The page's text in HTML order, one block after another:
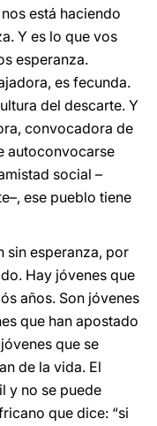
está haciendo
Y es lo que vos
esperanza.
es fecunda.
del descarte. Y
convocadora de
autoconvocarse
social –
ese pueblo tiene
sin esperanza, por
Hay jóvenes que
años. Son jóvenes
que han apostado
que se
de la vida. El
y no se puede
que dice: “si